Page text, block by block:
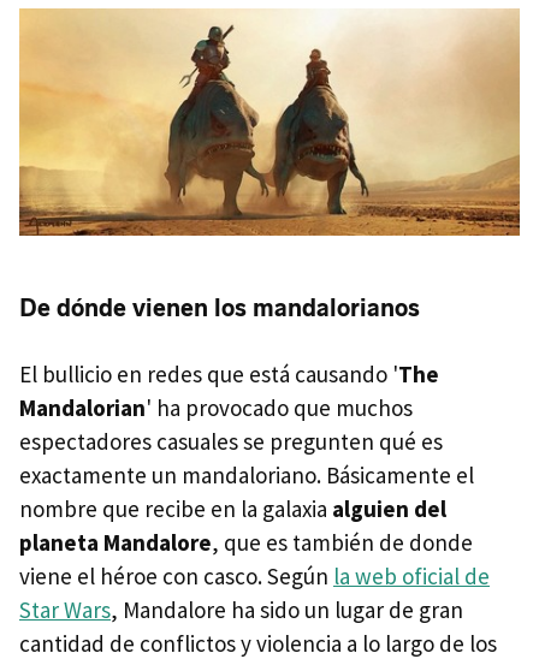
De dónde vienen los mandalorianos
El bullicio en redes que está causando 'The
Mandalorian' ha provocado que muchos
espectadores casuales se pregunten qué es
exactamente un mandaloriano. Básicamente el
nombre que recibe en la galaxia alguien del
planeta Mandalore, que es también de donde
viene el héroe con casco. Según la web oficial de
Star Wars, Mandalore ha sido un lugar de gran
cantidad de conflictos y violencia a lo largo de los